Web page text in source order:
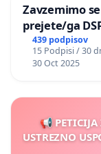
Zavzemimo
prejete/ga
439 podpisov
15 Podpisi / 30
30 Oct 2025
📢 PETICIJA
USTREZNO